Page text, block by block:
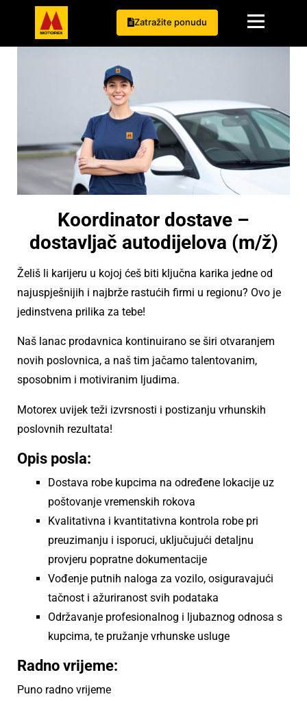
Zatražite ponudu
Koordinator dostave –
dostavljač autodijelova (m/ž)
Želiš li karijeru u kojoj ćeš biti ključna karika jedne od
najuspješnijih i najbrže rastućih firmi u regionu? Ovo je
jedinstvena prilika za tebe!
Naš lanac prodavnica kontinuirano se širi otvaranjem
novih poslovnica, a naš tim jačamo talentovanim,
sposobnim i motiviranim ljudima.
Motorex uvijek teži izvrsnosti i postizanju vrhunskih
poslovnih rezultata!
Opis posla:
Dostava robe kupcima na određene lokacije uz
poštovanje vremenskih rokova
Kvalitativna i kvantitativna kontrola robe pri
preuzimanju i isporuci, uključujući detaljnu
provjeru popratne dokumentacije
Vođenje putnih naloga za vozilo, osiguravajući
tačnost i ažuriranost svih podataka
Održavanje profesionalnog i ljubaznog odnosa s
kupcima, te pružanje vrhunske usluge
Radno vrijeme:
Puno radno vrijeme